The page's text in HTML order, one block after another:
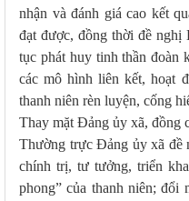
nhận và đánh giá cao kết
đạt được, đồng thời đề nghị
tục phát huy tinh thần đoàn
các mô hình liên kết, hoạt
thanh niên rèn luyện, cống
Thay mặt Đảng ủy xã, đồng
Thường trực Đảng ủy xã đề
chính trị, tư tưởng, triển
phong” của thanh niên; đổi